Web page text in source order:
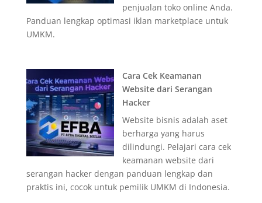
penjualan toko online Anda.
Panduan lengkap optimasi iklan marketplace untuk
UMKM.
Cara Cek Keamanan
Website dari Serangan
Hacker
Website bisnis adalah aset
berharga yang harus
dilindungi. Pelajari cara cek
keamanan website dari
serangan hacker dengan panduan lengkap dan
praktis ini, cocok untuk pemilik UMKM di Indonesia.